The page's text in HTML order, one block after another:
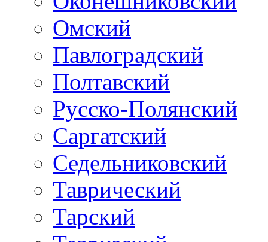
Омский
Павлоградский
Полтавский
Русско-Полянский
Саргатский
Седельниковский
Таврический
Тарский